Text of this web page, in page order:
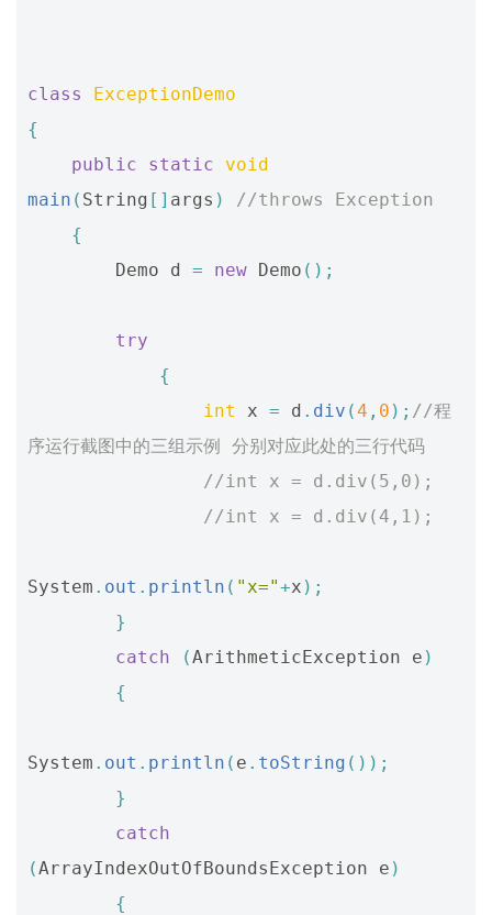
class
ExceptionDemo
{
public
static
void
main ( String [] args )
//throws Exception
{
Demo
d = new Demo ();
try
{
int
x = d . div (4 , 0 ); //程
序运行截图中的三组示例 分别对应此处的三行代码
//int x = d.div(5,0);
//int x = d.div(4,1);
System . out . println ( "x="+x );
}
catch
(ArithmeticException e )
{
System . out . println ( e . toString ());
}
catch
(ArrayIndexOutOfBoundsException e )
{